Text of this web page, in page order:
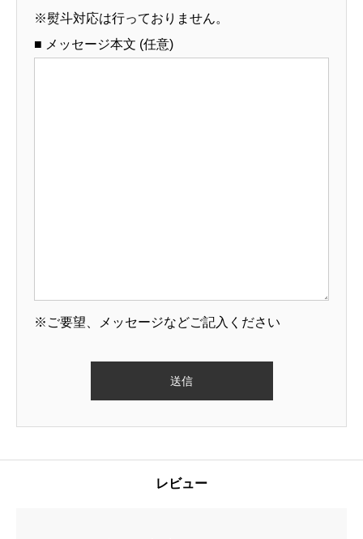
※熨斗対応は行っておりません。
■ メッセージ本文 (任意)
※ご要望、メッセージなどご記入ください
レビュー